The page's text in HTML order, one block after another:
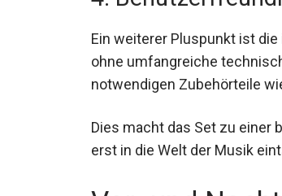
Ein weiterer Pluspunkt ist
ohne umfangreiche
notwendigen Zubehörteile
Dies macht das Set zu einer
gerade erst in die Welt der